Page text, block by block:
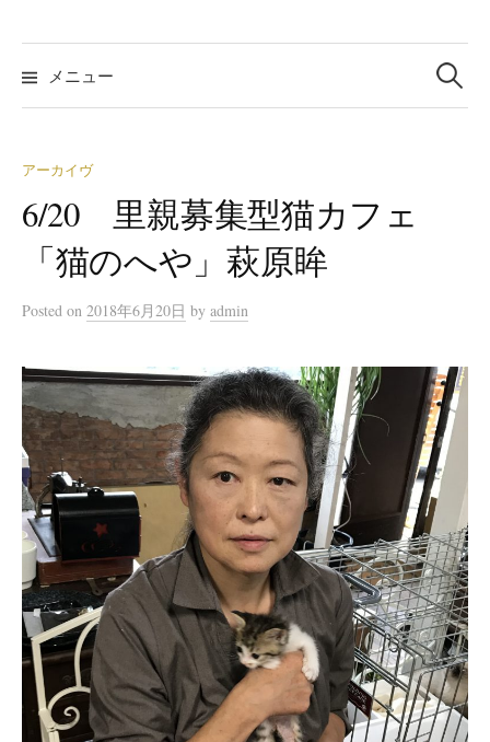
メニュー
検
索:
アーカイヴ
6/20 里親募集型猫カフェ
「猫のへや」萩原眸
Posted on 2018年6月20日 by admin